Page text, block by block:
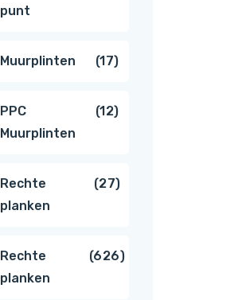
punt
Muurplinten 1717
producten
PPC
Muurplinten
1212
Rechte
planken
2727
Rechte
planken
626626